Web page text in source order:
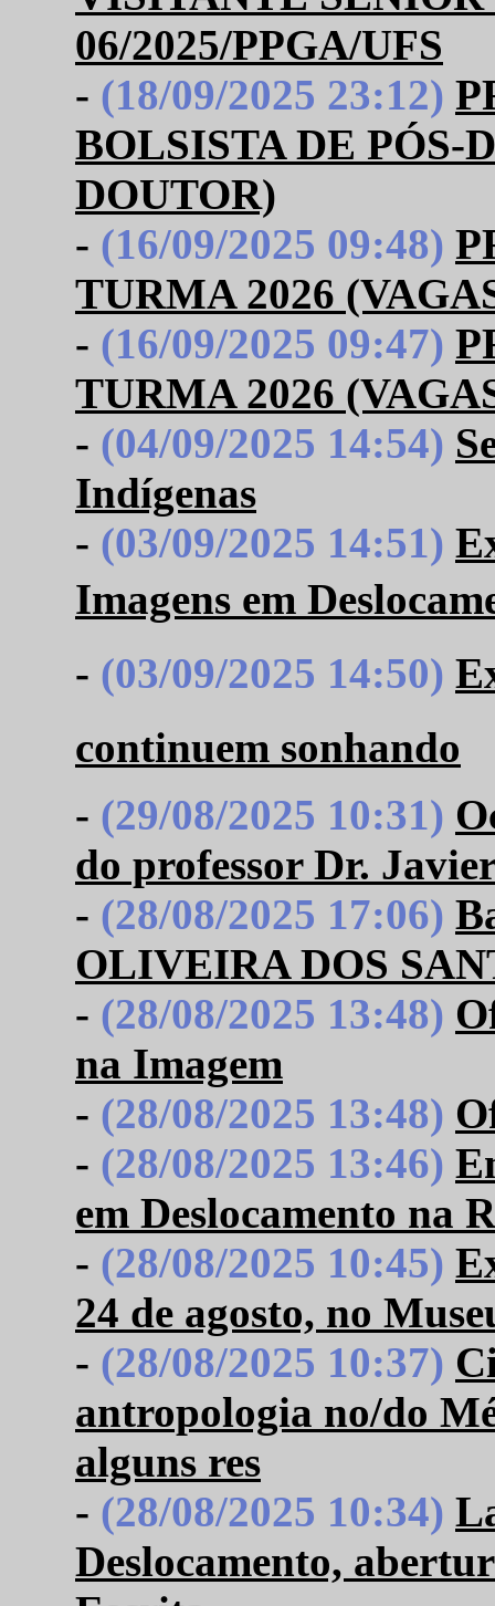
06/2025/PPGA/UFS
- (18/09/2025 23:12)
BOLSISTA DE PÓS-
DOUTOR)
- (16/09/2025 09:48)
TURMA 2026
- (16/09/2025 09:47)
TURMA 2026
- (04/09/2025 14:54)
Indígenas
- (03/09/2025 14:51)
Imagens em
- (03/09/2025 14:50)
continuem sonhando
- (29/08/2025 10:31)
do professor Dr.
- (28/08/2025 17:06)
OLIVEIRA DOS
- (28/08/2025 13:48)
na Imagem
- (28/08/2025 13:48)
- (28/08/2025 13:46)
em Deslocamento na
- (28/08/2025 10:45)
24 de agosto, no
- (28/08/2025 10:37)
antropologia no/do
alguns res
- (28/08/2025 10:34)
Deslocamento,